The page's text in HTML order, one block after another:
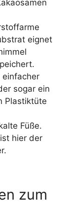
eignet
einfacher
sogar ein
Plastiktüte
Füße.
hier der
zum